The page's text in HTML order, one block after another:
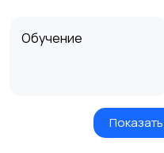
Обучение
Красота и здоровье